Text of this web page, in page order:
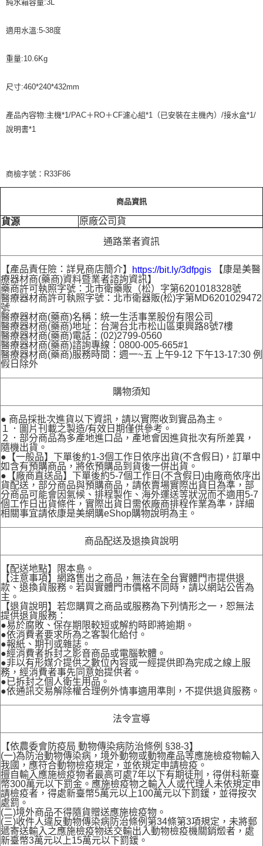
純水箱容量:3L
適用水溫:5-38度
重量:10.6Kg
尺寸:460*240*432mm
產品內容物:主機*1/PAC＋RO＋CF濾心組*1（已安裝在主機內）/接水盒*1/
說明書*1
商檢字號：R33F86
商品資訊
貨源 原廠公司貨
通路業者資訊
【產品責任險：詳見商店簡介】 https://bit.ly/3dfpgis 【康是美醫
療器材商(藥商)資料暨業者諮詢資訊】
藥商許可執照字號：北市衛藥販（松）字第6201018328號
醫療器材商許可執照字號：北市衛器販(松)字第MD6201029472
號
醫療器材商(藥商)名稱：統一生活事業股份有限公司
醫療器材商(藥商)地址：台灣台北市松山區東興路8號7樓
醫療器材商(藥商)電話：(02)2799-0560
醫療器材商(藥商)諮詢專線：0800-005-665#1
醫療器材商(藥商)服務時間：週一~五 上午9-12 下午13-17:30 例
假日除外
購物須知
● 商品採批次進貨以下資訊，請以實際收到實品為主。
１．圖片刊載之製造/有效日期僅供參考。
２．部分商品為多產地進口品，產地會因進貨批次有所差異，
隨機出貨。
●【一般品】下單後約1-3個工作日依序出貨(不含假日)，訂單中
如含有預購商品，將依預購品到貨後一併出貨。
●【廠商直送品】下單後約5-7個工作日(不含假日)由廠商依序出
貨配送，部分商品與預購商品，請依賣場實際出貨日為準，部
分商品可能會因氣候、排程製作、海外運送等狀況而不適用5-7
個工作日出貨條件，實際出貨日需依廠商排程作業為準，詳細
相關事宜請依康是美網購eShop購物說明為主。
商品配送及退換貨說明
【配送地點】限本島。
【注意事項】網路售出之商品，無法在全台實體門市提供退
款、退換貨服務。若與實體門市價格不同時，請以網站公告為
主。
【退貨說明】若您購買之商品或服務為下列情形之一，恕無法
提供退貨服務：
●易於腐敗、保存期限較短或解約時即將逾期。
●依消費者要求所為之客製化給付。
●報紙、期刊或雜誌。
●經消費者拆封之影音商品或電腦軟體。
●非以有形媒介提供之數位內容或一經提供即為完成之線上服
務，經消費者事先同意始提供者。
●已拆封之個人衛生用品。
●依通訊交易解除權合理例外情事適用準則，不提供退貨服務。
法令宣導
【依農委會防疫局 動物傳染病防治條例 §38-3】
(一)為防治動物傳染病，境外動物或動物產品等應施檢疫物輸入
我國，應符合動物檢疫規定，並依規定申請檢疫。
擅自輸入應施檢疫物者最高可處7年以下有期徒刑，得併科新臺
幣300萬元以下罰金。應施檢疫物之輸入人或代理人未依規定申
請檢疫者，得處新臺幣5萬元以上100萬元以下罰鍰，並得按次
處罰。
(二)境外商品不得隨貨贈送應施檢疫物。
(三)收件人違反動物傳染病防治條例第34條第3項規定，未將郵
遞寄送輸入之應施檢疫物送交輸出入動物檢疫機關銷燬者，處
新臺幣3萬元以上15萬元以下罰鍰。